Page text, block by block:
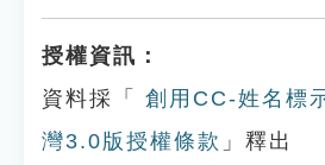
授權資訊：
資料採「
創用CC-姓名標
灣3.0版授權條款 」釋出